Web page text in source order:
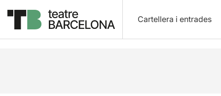
Cartellera i entrades